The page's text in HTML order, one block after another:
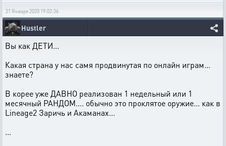
21 Января 2020 19:02:36
Hustler
Вы как ДЕТИ...
Какая страна у нас самя продвинутая по онлайн играм...
знаете?
В корее уже ДАВНО реализован 1 недельный или 1
месячный РАНДОМ.... обычно это проклятое оружие... как в
Lineage2 Заричь и Акаманах...
...